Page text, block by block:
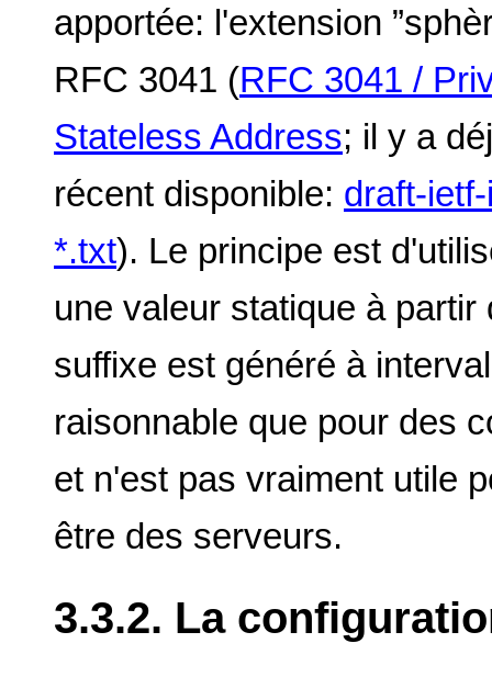
apportée: l'extension
RFC 3041 (RFC 3041 /
Stateless Address; il y a
récent disponible: draft-
*.txt). Le principe est
une valeur statique à
suffixe est généré à
raisonnable que pour des
et n'est pas vraiment utile
être des serveurs.
3.3.2. La